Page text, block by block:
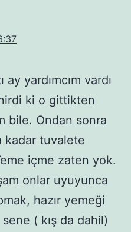
ay yardımcım vardı
ki o gittikten
bile. Ondan sonra
kadar tuvalete
içme zaten yok.
onlar uyuyunca
hazır yemeği
( kış da dahil)